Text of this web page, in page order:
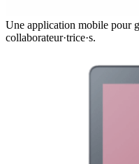
Une application mobile pour
collaborateur·trice·s.